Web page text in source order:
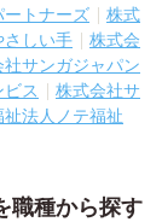
ートナーズ
株式
さしい手
株式会
社サンガジャパン
ス
株式会社サ
祉法人ノテ福祉
職種から探す